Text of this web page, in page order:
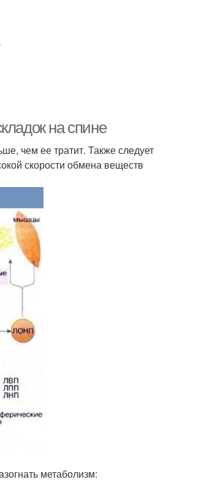
на спине
чем ее тратит. Также следует
скорости обмена веществ
метаболизм: